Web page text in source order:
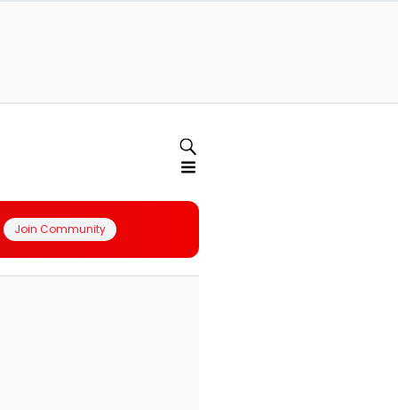
Join Community